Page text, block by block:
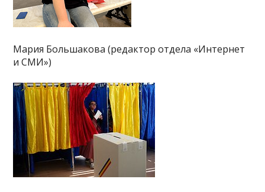
Мария Большакова (редактор отдела «Интернет
и СМИ»)